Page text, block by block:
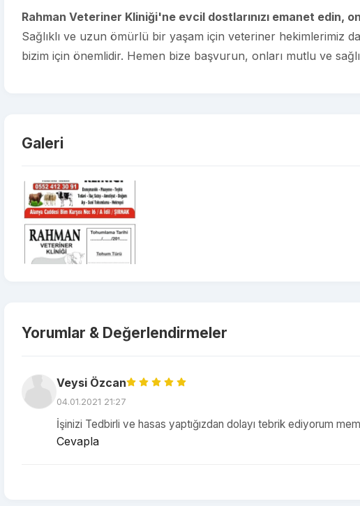
Rahman Veteriner Kliniği'ne evcil dostlarınızı emanet edin,
Sağlıklı ve uzun ömürlü bir yaşam için veteriner hekimlerimiz
bizim için önemlidir. Hemen bize başvurun, onları mutlu ve
Galeri
Yorumlar & Değerlendirmeler
Veysi Özcan
04.01.2021 21:27
İşinizi Tedbirli ve hasas yaptığızdan dolayı tebrik ediyorum
Cevapla